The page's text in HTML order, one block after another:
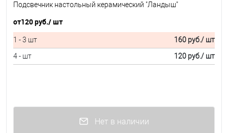
Подсвечник настольный керамический "Ландыш"
от120 руб./ шт
1 - 3 шт 160 руб./ шт
4 - шт
120 руб./ шт
Нет в наличии